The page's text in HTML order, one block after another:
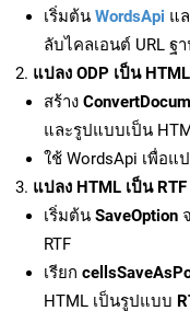
เริ่มต้น WordsApi แ
ลับไคลเอนต์ URL ฐ
แปลง ODP เป็น
สร้าง
และรูปแบบเป็น
ใช้ WordsApi เพื่อแ
แปลง HTML เป็น
เริ่มต้น SaveOption
RTF
เรียก
HTML เป็นรูปแบบ